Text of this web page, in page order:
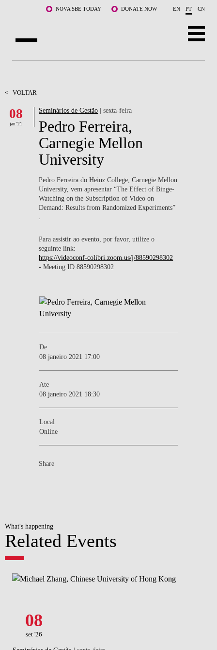
Saltar para o conteúdo principalNOVA SBE TODAY DONATE NOW EN PT CN
DOCENTES E INVESTIGAÇÃO
COMUNIDADE
LIFE AT NOVA SBE
WHAT'S HAPPENING
< VOLTAR
08
jan '21
Seminários de Gestão | sexta-feira
Pedro Ferreira,
Carnegie Mellon
University
Pedro Ferreira do Heinz College, Carnegie Mellon
University, vem apresentar “The Effect of Binge-
Watching on the Subscription of Video on
Demand: Results from Randomized Experiments”
Para assistir ao evento, por favor, utilize o
seguinte link:
https://videoconf-colibri.zoom.us/j/88590298302
-Meeting ID88590298302
De
08 janeiro 2021 17:00
Ate
08 janeiro 2021 18:30
Local
Online
Share
What's happening
Related Events
08
set '26